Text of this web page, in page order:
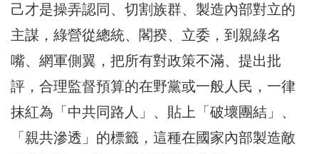
己才是操弄認同、切割族群、製造內部對立的
主謀，綠營從總統、閣揆、立委，到親綠名
嘴、網軍側翼，把所有對政策不滿、提出批
評，合理監督預算的在野黨或一般人民，一律
抹紅為「中共同路人」、貼上「破壞團結」、
「親共滲透」的標籤，這種在國家內部製造敵